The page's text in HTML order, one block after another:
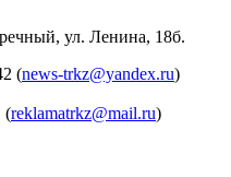
ул. Ленина, 18б.
(news-trkz@yandex.ru)
(reklamatrkz@mail.ru)